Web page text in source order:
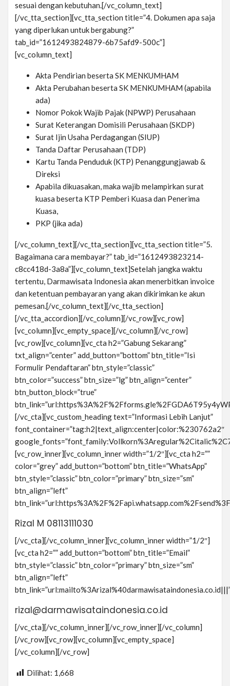
sesuai dengan kebutuhan.[/vc_column_text]
[/vc_tta_section][vc_tta_section title=”4. Dokumen apa saja
yang diperlukan untuk bergabung?”
tab_id=”1612493824879-6b75afd9-500c”]
[vc_column_text]
Akta Pendirian beserta SK MENKUMHAM
Akta Perubahan beserta SK MENKUMHAM (apabila
ada)
Nomor Pokok Wajib Pajak (NPWP) Perusahaan
Surat Keterangan Domisili Perusahaan (SKDP)
Surat Ijin Usaha Perdagangan (SIUP)
Tanda Daftar Perusahaan (TDP)
Kartu Tanda Penduduk (KTP) Penanggungjawab &
Direksi
Apabila dikuasakan, maka wajib melampirkan surat
kuasa beserta KTP Pemberi Kuasa dan Penerima
Kuasa,
PKP (jika ada)
[/vc_column_text][/vc_tta_section][vc_tta_section title=”5.
Bagaimana cara membayar?” tab_id=”1612493823214-
c8cc418d-3a8a”][vc_column_text]Setelah jangka waktu
tertentu, Darmawisata Indonesia akan menerbitkan invoice
dan ketentuan pembayaran yang akan dikirimkan ke akun
pemesan.[/vc_column_text][/vc_tta_section]
[/vc_tta_accordion][/vc_column][/vc_row][vc_row]
[vc_column][vc_empty_space][/vc_column][/vc_row]
[vc_row][vc_column][vc_cta h2=”Gabung Sekarang”
txt_align=”center” add_button=”bottom” btn_title=”Isi
Formulir Pendaftaran” btn_style=”classic”
btn_color=”success” btn_size=”lg” btn_align=”center”
btn_button_block=”true”
[/vc_cta][vc_custom_heading text=”Informasi Lebih Lanjut”
font_container=”tag:h2|text_align:center|color:%230762a2″
[vc_row_inner][vc_column_inner width=”1/2″][vc_cta h2=””
color=”grey” add_button=”bottom” btn_title=”WhatsApp”
btn_style=”classic” btn_color=”primary” btn_size=”sm”
btn_align=”left”
Rizal M 08113111030
[/vc_cta][/vc_column_inner][vc_column_inner width=”1/2″]
[vc_cta h2=”” add_button=”bottom” btn_title=”Email”
btn_style=”classic” btn_color=”primary” btn_size=”sm”
btn_align=”left”
rizal@darmawisataindonesia.co.id
[/vc_cta][/vc_column_inner][/vc_row_inner][/vc_column]
[/vc_row][vc_row][vc_column][vc_empty_space]
[/vc_column][/vc_row]
Dilihat: 1,668